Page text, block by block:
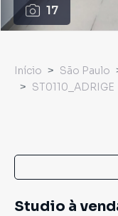
17
Início São Paulo
ST0110_ADRIGE
Studio à